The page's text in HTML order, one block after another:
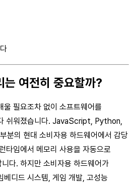
는 여전히 중요할까?
울 필요조차 없이 소프트웨어를
쉬워졌습니다. JavaScript, Python,
분의 현대 소비자용 하드웨어에서 감당
타임에서 메모리 사용을 자동으로
다. 하지만 소비자용 하드웨어가
베디드 시스템, 게임 개발, 고성능